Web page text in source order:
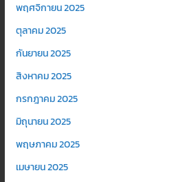
พฤศจิกายน 2025
ตุลาคม 2025
กันยายน 2025
สิงหาคม 2025
กรกฎาคม 2025
มิถุนายน 2025
พฤษภาคม 2025
เมษายน 2025